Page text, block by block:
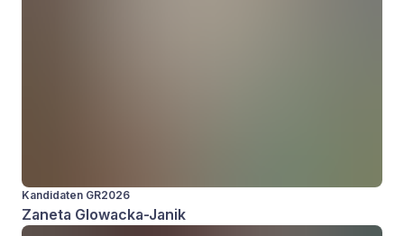
Kandidaten GR2026
Zaneta Glowacka-Janik